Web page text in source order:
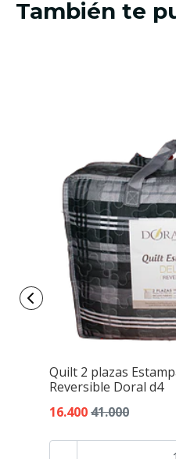
También te
Quilt 2 plazas
Reversible Doral d4
16.40041.000